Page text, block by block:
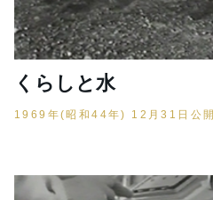
くらしと水
1969年(昭和44年) 12月31日公開